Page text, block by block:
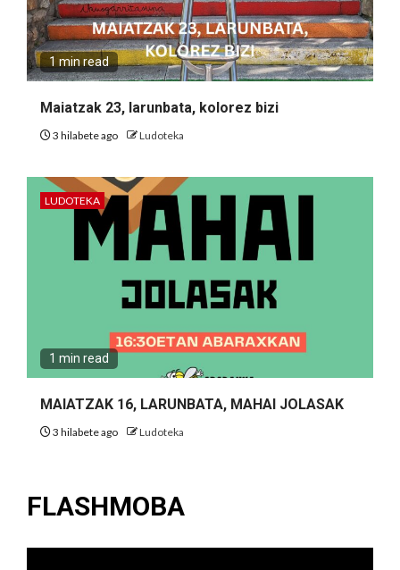
1 min read
Maiatzak 23, larunbata, kolorez bizi
3 hilabete ago Ludoteka
LUDOTEKA
1 min read
MAIATZAK 16, LARUNBATA, MAHAI JOLASAK
3 hilabete ago Ludoteka
FLASHMOBA